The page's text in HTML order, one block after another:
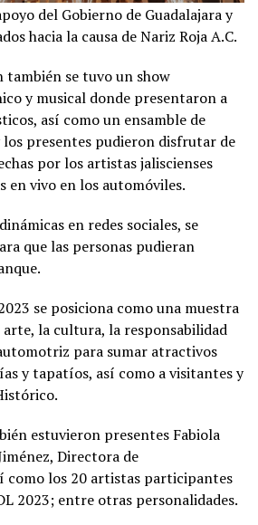
del Gobierno de Guadalajara y
hacia la causa de Nariz Roja A.C.
también se tuvo un show
y musical donde presentaron a
así como un ensamble de
los presentes pudieron disfrutar de
por los artistas jaliscienses
en vivo en los automóviles.
en redes sociales, se
que las personas pudieran
se posiciona como una muestra
arte, la cultura, la responsabilidad
para sumar atractivos
y tapatíos, así como a visitantes y
estuvieron presentes Fabiola
Directora de
como los 20 artistas participantes
2023; entre otras personalidades.